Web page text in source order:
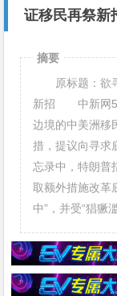
证移民再祭新
摘要
原标题：欲寻
新招 中新网5
边境的中美洲移
措，提议向寻求
忘录中，特朗普
取额外措施改革
中”，并受“猖獗